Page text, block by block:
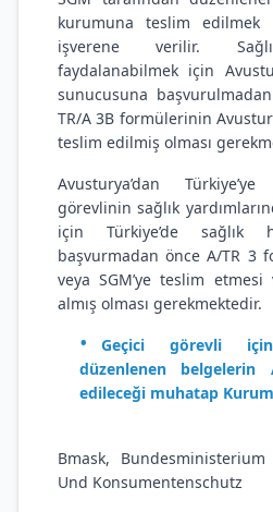
kurumuna teslim edilmek
işverene verilir.
faydalanabilmek için
sunucusuna
TR/A 3B formülerinin
teslim edilmiş olması
Avusturya’dan
görevlinin sağlık
için Türkiye’de sağlık
başvurmadan önce A/TR 3
veya SGM’ye teslim etmesi
almış olması gerekmektedir.
Geçici görevli
düzenlenen belgelerin
edileceği muhatap
Bmask,
Und Konsumentenschutz